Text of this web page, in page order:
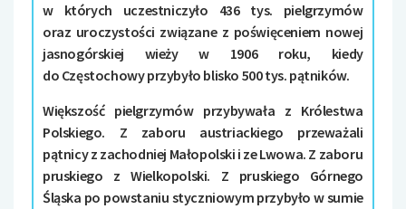
w których uczestniczyło 436 tys. pielgrzymów
oraz uroczystości związane z poświęceniem nowej
jasnogórskiej wieży w 1906 roku, kiedy
do Częstochowy przybyło blisko 500 tys. pątników.
Większość pielgrzymów przybywała z Królestwa
Polskiego. Z zaboru austriackiego przeważali
pątnicy z zachodniej Małopolski i ze Lwowa. Z zaboru
pruskiego z Wielkopolski. Z pruskiego Górnego
Śląska po powstaniu styczniowym przybyło w sumie